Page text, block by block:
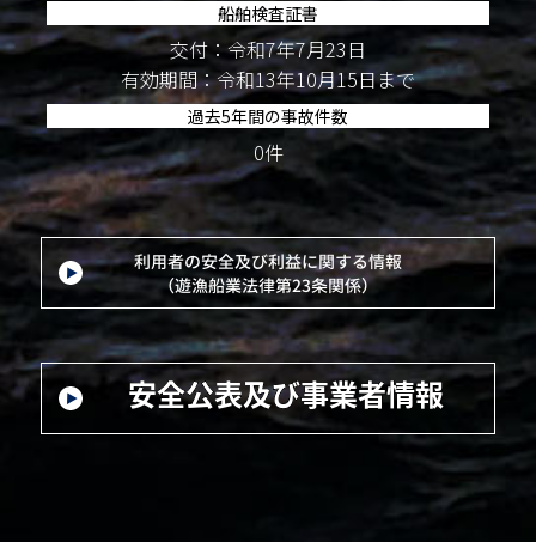
船舶検査証書
交付：令和7年7月23日
有効期間：令和13年10月15日まで
過去5年間の事故件数
0件